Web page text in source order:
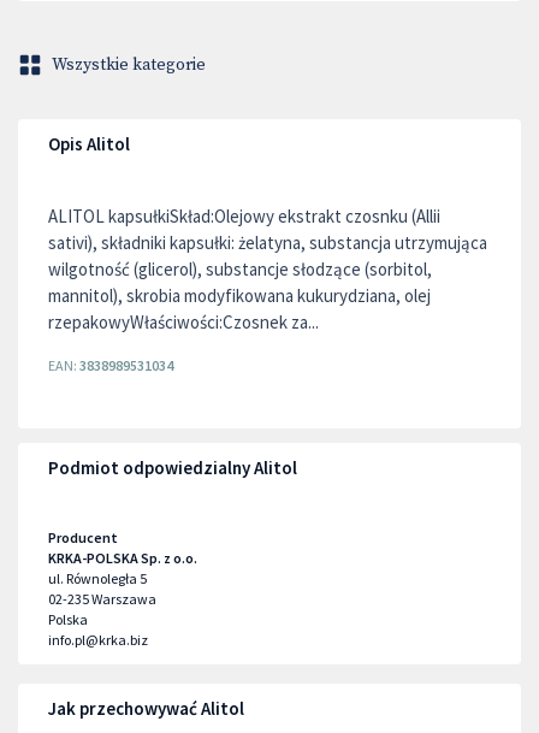
Wszystkie kategorie
Opis Alitol
ALITOL kapsułkiSkład:Olejowy ekstrakt czosnku (Allii
sativi), składniki kapsułki: żelatyna, substancja utrzymująca
wilgotność (glicerol), substancje słodzące (sorbitol,
mannitol), skrobia modyfikowana kukurydziana, olej
rzepakowyWłaściwości:Czosnek za...
EAN: 3838989531034
Podmiot odpowiedzialny Alitol
Producent
KRKA-POLSKA Sp. z o.o.
ul. Równoległa 5
02-235Warszawa
Polska
info.pl@krka.biz
Jak przechowywać Alitol